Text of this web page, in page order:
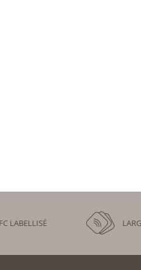
LABELLISÉ